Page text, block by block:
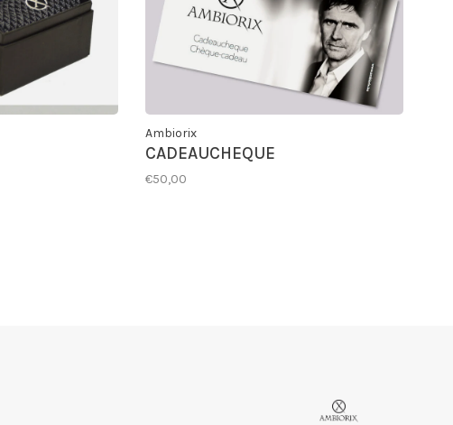
Ambiorix
CADEAUCHEQUE
€50,00